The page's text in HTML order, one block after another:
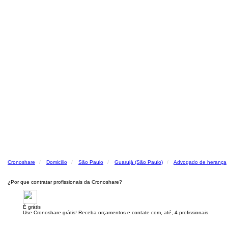
Cronoshare Domicílio São Paulo Guarujá (São Paulo) Advogado de herança
¿Por que contratar profissionais da Cronoshare?
É grátis
Use Cronoshare grátis! Receba orçamentos e contate com, até, 4 profissionais.